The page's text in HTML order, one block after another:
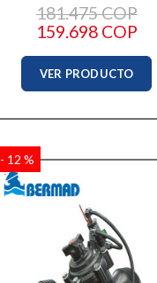
181.475 COP
159.698 COP
VER PRODUCTO
- 12 %